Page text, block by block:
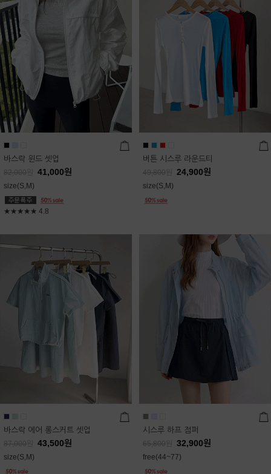
바스락 윈드 셋업
82,000 41,000원
size(S,M)
★★★★★ 4.8
버튼 시스루 라운드티
49,800 24,900원
size(S,M)
바스락 에어 롱스커트 셋업
87,000 43,500원
size(S,M)
시스루 하프 점퍼
65,800 32,900원
free(44~77)